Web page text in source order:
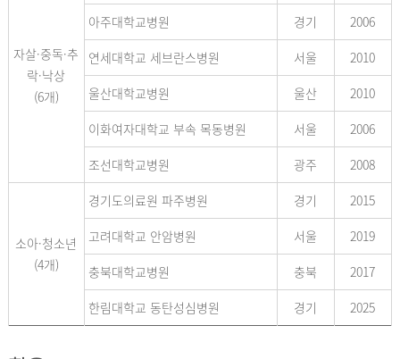
자살·중독·추
락·낙상
(6개)
아주대학교병원
경기
2006
연세대학교 세브란스병원
서울
2010
울산대학교병원
울산
2010
이화여자대학교 부속 목동병원
서울
2006
조선대학교병원
광주 2008
소아·청소년
(4개)
경기도의료원 파주병원 경기
2015
고려대학교 안암병원
서울
2019
충북대학교병원
충북
2017
한림대학교 동탄성심병원
경기 2025